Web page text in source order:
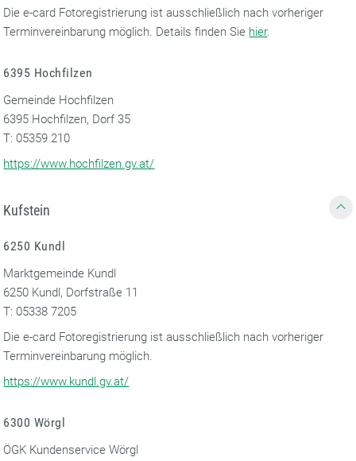
Die e-card Fotoregistrierung ist ausschließlich nach vorheriger
Terminvereinbarung möglich. Details finden Sie hier.
6395 Hochfilzen
Gemeinde Hochfilzen
6395 Hochfilzen, Dorf 35
T: 05359 210
https://www.hochfilzen.gv.at/
Kufstein
6250 Kundl
Marktgemeinde Kundl
6250 Kundl, Dorfstraße 11
T: 05338 7205
Die e-card Fotoregistrierung ist ausschließlich nach vorheriger
Terminvereinbarung möglich.
https://www.kundl.gv.at/
6300 Wörgl
ÖGK Kundenservice Wörgl